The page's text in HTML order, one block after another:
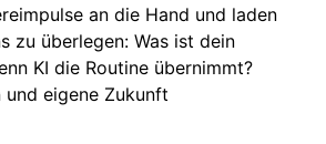
an die Hand und laden
zu überlegen: Was ist dein
KI die Routine übernimmt?
eigene Zukunft